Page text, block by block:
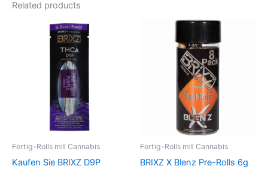
Related products
Fertig-Rolls mit Cannabis
Kaufen Sie BRIXZ D9P
Fertig-Rolls mit Cannabis
BRIXZ X Blenz Pre-Rolls 6g